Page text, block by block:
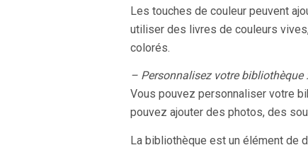
Les touches de couleur peuvent
utiliser des livres de couleurs
colorés.
– Personnalisez votre bibliothèque
Vous pouvez personnaliser votre
pouvez ajouter des photos, des
La bibliothèque est un élément de